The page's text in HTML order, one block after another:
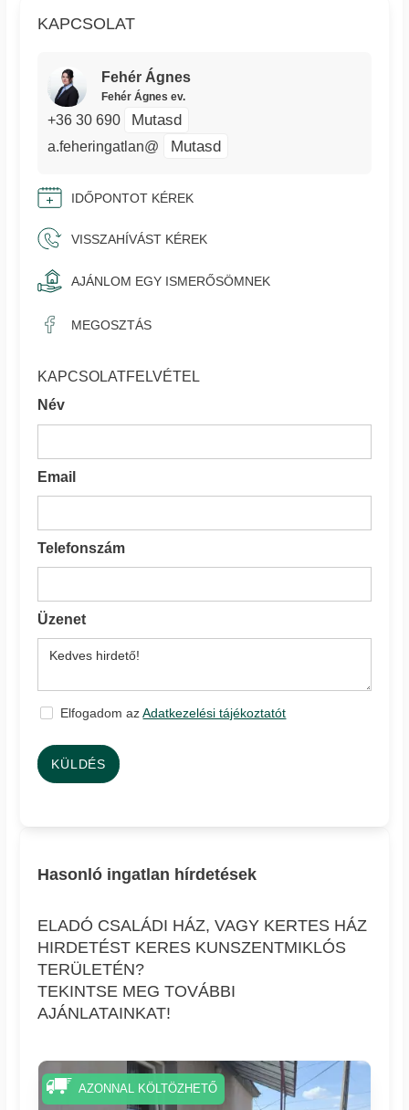
KAPCSOLAT
Fehér Ágnes
Fehér Ágnes ev.
+36 30 690 Mutasd
a.feheringatlan@ Mutasd
IDŐPONTOT KÉREK
VISSZAHÍVÁST KÉREK
AJÁNLOM EGY ISMERŐSÖMNEK
MEGOSZTÁS
KAPCSOLATFELVÉTEL
Név
Email
Telefonszám
Üzenet
Elfogadom azAdatkezelési tájékoztatót
KÜLDÉS
Hasonló ingatlan hírdetések
ELADÓ CSALÁDI HÁZ, VAGY KERTES HÁZ
HIRDETÉST KERES KUNSZENTMIKLÓS
TERÜLETÉN?
TEKINTSE MEG TOVÁBBI
AJÁNLATAINKAT!
AZONNAL KÖLTÖZHETŐ